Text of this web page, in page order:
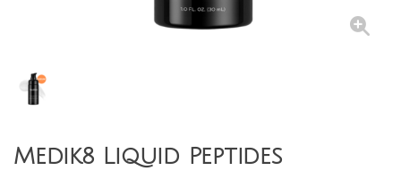
Medik8 Liquid Peptides